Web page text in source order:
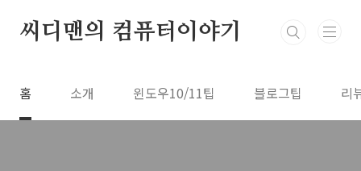
씨디맨의 컴퓨터이야기
홈 소개 윈도우10/11팁 블로그팁 리